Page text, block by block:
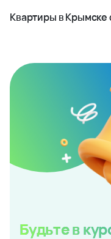
уточняйте у
Поделиться
Читать далее
24.06.2026
Квартиры в Крымске